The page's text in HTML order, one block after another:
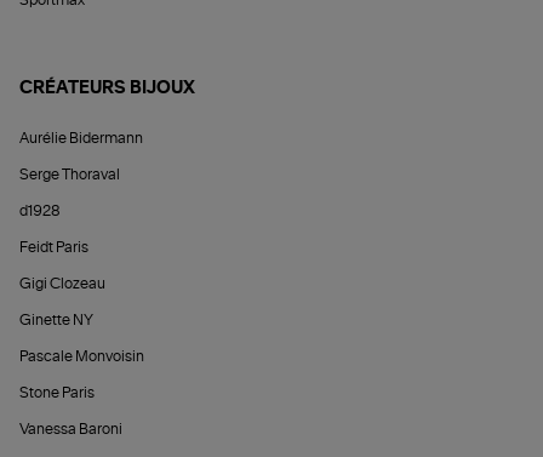
CRÉATEURS BIJOUX
Aurélie Bidermann
Serge Thoraval
d1928
Feidt Paris
Gigi Clozeau
Ginette NY
Pascale Monvoisin
Stone Paris
Vanessa Baroni